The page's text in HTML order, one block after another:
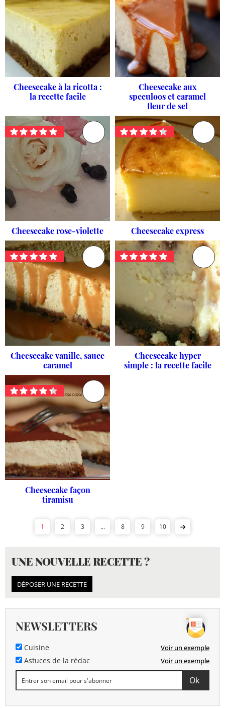
Cheesecake à la ricotta :
la recette facile
Cheesecake aux
speculoos et caramel
fleur de sel
Cheesecake rose-violette Cheesecake express
Cheesecake vanille, sauce
caramel
Cheesecake hyper
simple : la recette facile
Cheesecake façon
tiramisu
1 2 3 ... 8 9 10
UNE NOUVELLE RECETTE ?
DÉPOSER UNE RECETTE
NEWSLETTERS
Cuisine Voir un exemple
Astuces de la rédac Voir un exemple